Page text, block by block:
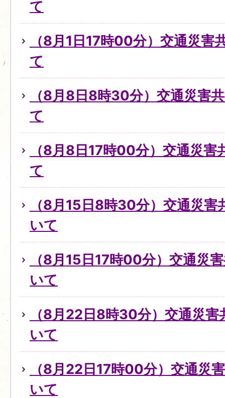
て
（8月1日17時00分）交通災害
て
（8月8日8時30分）交通災害
て
（8月8日17時00分）交通災
て
（8月15日8時30分）交通災害
いて
（8月15日17時00分）交通災
いて
（8月22日8時30分）交通災
いて
（8月22日17時00分）交通災
いて